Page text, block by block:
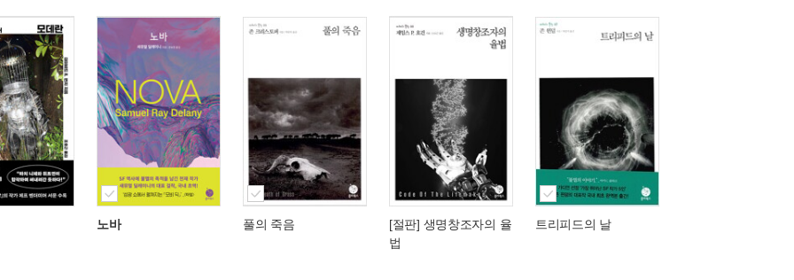
노바 풀의 죽음
[절판] 생명창조자의 율
법
트리피드의 날